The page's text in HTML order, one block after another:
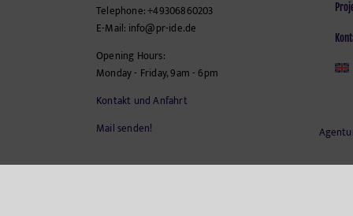
Telephone:+49306860203
E-Mail: info@pr-ide.de
Opening Hours:
Monday - Friday, 9am - 6pm
Kontakt und Anfahrt
Mail senden!